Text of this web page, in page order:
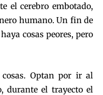
el cerebro embotado,
humano. Un fin de
cosas peores, pero
cosas. Optan por ir al
durante el trayecto el